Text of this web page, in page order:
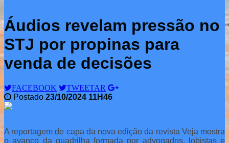
Áudios revelam pressão no
STJ por propinas para
venda de decisões
FACEBOOK
TWEETAR
Postado 23/10/2024 11H46
A reportagem de capa da nova edição da revista Veja mostra
o avanço da quadrilha formada por advogados, lobistas e